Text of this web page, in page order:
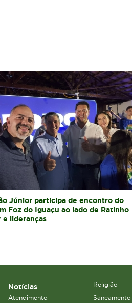
Júnior participa de encontro do
Foz do Iguaçu ao lado de Ratinho
e lideranças
Notícias
Religião
Atendimento
Saneamento